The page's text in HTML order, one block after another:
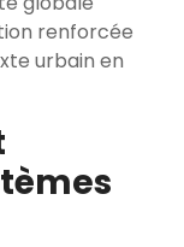
renforcée
urbain en